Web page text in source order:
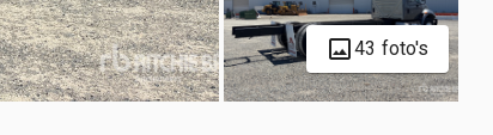
43 foto's